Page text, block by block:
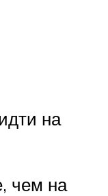
на
чем на